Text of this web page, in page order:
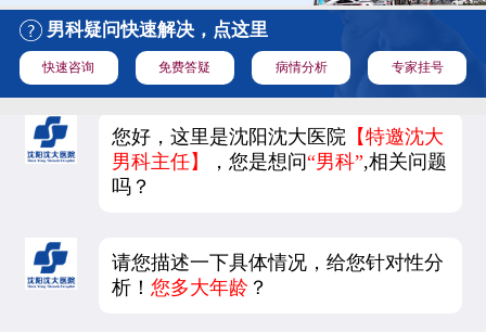
男科疑问快速解决，点这里
快速咨询 免费答疑 病情分析 专家挂号
您好，这里是沈阳沈大医院 【特邀沈大
男科主任】
，您是想问“男科”,相关问题
吗？
请您描述一下具体情况，给您针对性分
析！您多大年龄 ？